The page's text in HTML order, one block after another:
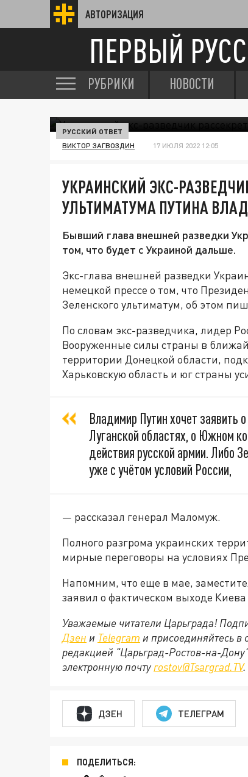
АВТОРИЗАЦИЯ
ПЕРВЫЙ
РУБРИКИ НОВОСТИ
РУССКИЙ ОТВЕТ
ВИКТОР ЗАГВОЗДИН 17 ИЮЛЯ 2022 12:05
УКРАИНСКИЙ ЭКС-
УЛЬТИМАТУМА ПУТИНА
Бывший глава внешней разведки
том, что будет с Украиной дальше.
Экс-глава внешней разведки
немецкой прессе о том, что
Зеленского ультиматум, об этом
По словам экс-разведчика, лидер
Вооруженные силы страны в
территории Донецкой области,
Харьковскую область и юг страны
Владимир Путин хочет заявить
Луганской областях, о Южном
действия русской армии. Либо
уже с учётом условий России,
— рассказал генерал Маломуж.
Полного разгрома украинских
мирные переговоры на условиях
Напомним, что еще в мае,
заявил о фактическом выходе
Уважаемые читатели Царьграда!
Дзен и Telegram и присоединяйтесь в
редакцией "Царьград-Ростов-на-
электронную почту rostov@Tsargrad.ТV.
ДЗЕН ТЕЛЕГРАМ
ПОДЕЛИТЬСЯ: